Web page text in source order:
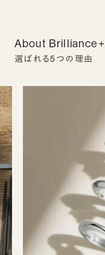
About Brilliance+
選ばれる5つの理由